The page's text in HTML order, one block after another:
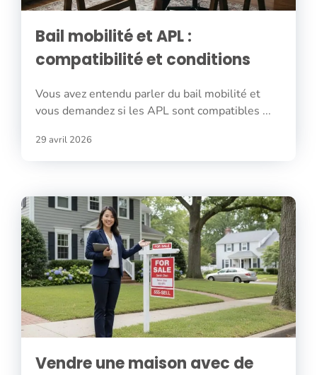
Bail mobilité et APL :
compatibilité et conditions
Vous avez entendu parler du bail mobilité et
vous demandez si les APL sont compatibles ...
29 avril 2026
Vendre une maison avec de